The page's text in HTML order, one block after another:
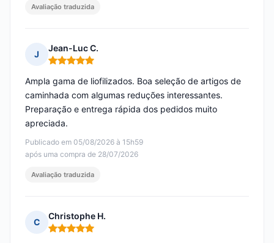
Avaliação traduzida
J
Jean-Luc C.
Nota: 5 em 5
Publicado em 05/08/2026 à 15h59
após uma compra de 28/07/2026
Ampla gama de liofilizados. Boa seleção de artigos de
caminhada com algumas reduções interessantes.
Preparação e entrega rápida dos pedidos muito
apreciada.
Avaliação traduzida
C
Christophe H.
Nota: 5 em 5